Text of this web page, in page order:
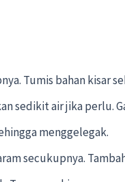
Tumis bahan kisar
sedikit air jika perlu.
menggelegak.
secukupnya.